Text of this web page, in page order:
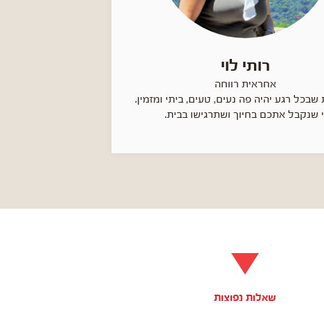
רותי לוי
אחראית רווחה
רגע יהיה פה נעים, טעים, ביתי ומזמין.
שנקבל אתכם בחיוך ושתרגישו בבית.
שאלות נפוצות